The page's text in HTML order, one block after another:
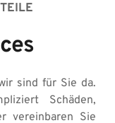
sind für Sie da.
Schäden,
vereinbaren Sie